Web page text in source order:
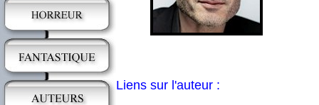
Liens sur l'auteur :